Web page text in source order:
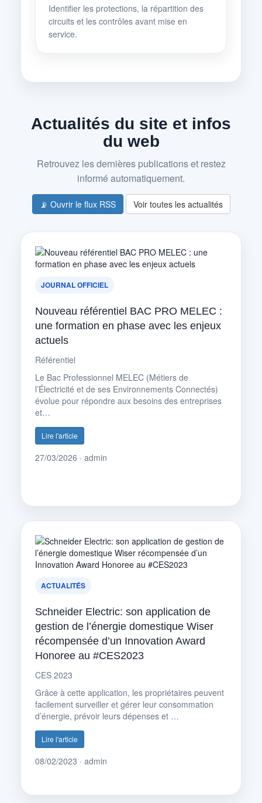
Identifier les protections, la répartition des
circuits et les contrôles avant mise en
service.
Actualités du site et infos
du web
Retrouvez les dernières publications et restez
informé automatiquement.
📡 Ouvrir le flux RSS Voir toutes les actualités
JOURNAL OFFICIEL
Nouveau référentiel BAC PRO MELEC :
une formation en phase avec les enjeux
actuels
Référentiel
Le Bac Professionnel MELEC (Métiers de
l’Électricité et de ses Environnements Connectés)
évolue pour répondre aux besoins des entreprises
et…
Lire l'article
27/03/2026 · admin
ACTUALITÉS
Schneider Electric: son application de
gestion de l’énergie domestique Wiser
récompensée d’un Innovation Award
Honoree au #CES2023
CES 2023
Grâce à cette application, les propriétaires peuvent
facilement surveiller et gérer leur consommation
d’énergie, prévoir leurs dépenses et …
Lire l'article
08/02/2023 · admin